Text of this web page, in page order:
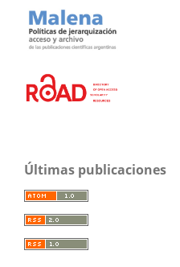
Últimas publicaciones